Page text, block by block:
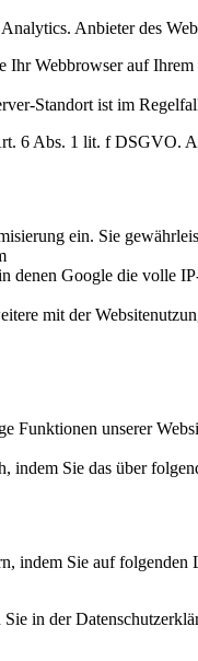
Anbieter des
Webbrowser auf
Standort ist im
6 Abs. 1 lit. f DSGVO.
ein. Sie
Google die volle
mit der
Funktionen unserer
Sie das über
indem Sie auf
in der